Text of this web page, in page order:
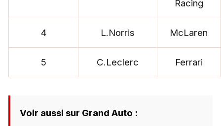
Racing
4 L.Norris McLaren
5 C.Leclerc Ferrari
Voir aussi sur Grand Auto :